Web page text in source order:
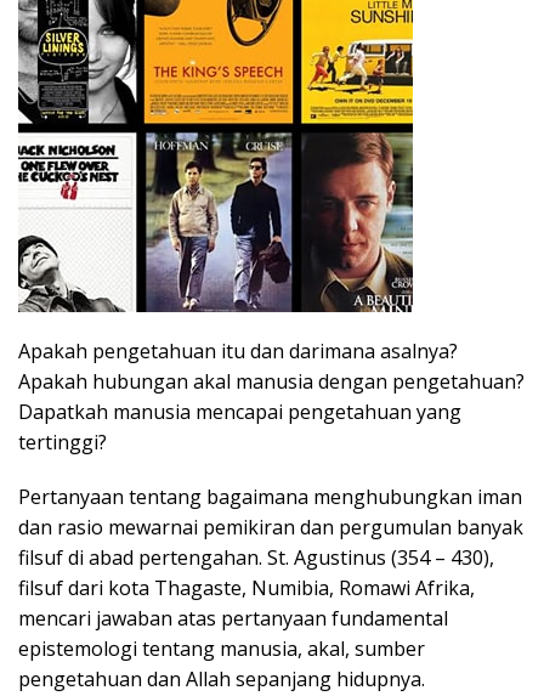
Apakah pengetahuan itu dan darimana asalnya?
Apakah hubungan akal manusia dengan pengetahuan?
Dapatkah manusia mencapai pengetahuan yang
tertinggi?
Pertanyaan tentang bagaimana menghubungkan iman
dan rasio mewarnai pemikiran dan pergumulan banyak
filsuf di abad pertengahan. St. Agustinus (354 – 430),
filsuf dari kota Thagaste, Numibia, Romawi Afrika,
mencari jawaban atas pertanyaan fundamental
epistemologi tentang manusia, akal, sumber
pengetahuan dan Allah sepanjang hidupnya.